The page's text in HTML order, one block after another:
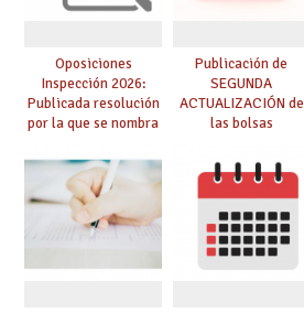
Oposiciones
Inspección 2026:
Publicada resolución
por la que se nombra
prácticas, se regulan
dichas prácticas y se
convoca acto público
de adjudicación
Publicación de
SEGUNDA
ACTUALIZACIÓN de
las bolsas
Cuerpo de Maestros
de especialidades
convocadas a
oposición